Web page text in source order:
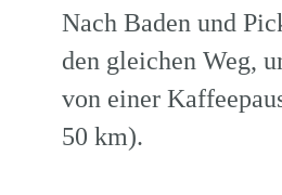
Nach Baden und
den gleichen Weg,
von einer
50 km).